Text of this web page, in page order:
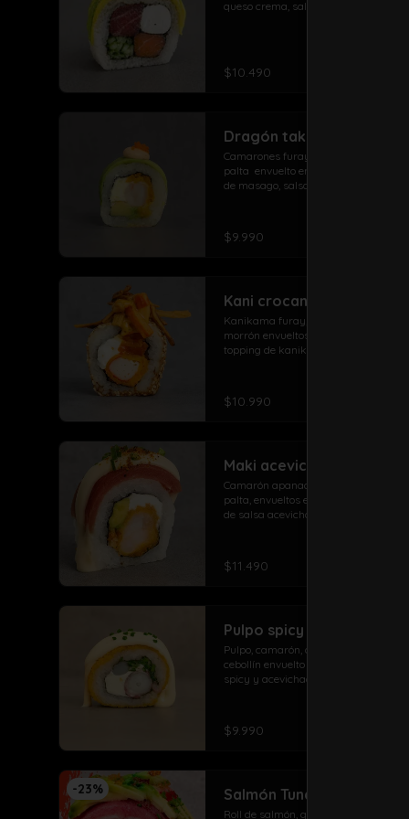
arrolladito primavera y papas con
queso crema, salmón, pepino y atun
$10.490
Dragón take roll
Camarones furay, queso crema,
palta  envuelto en palta con topping
de masago, salsa spicy y sésamo
$9.990
Kani crocante especial
Kanikama furay, Queso crema,
morrón envueltos en sésamo,
topping de kanikama crocante con
$10.990
Maki acevichado roll
Camarón apanado, queso crema,
palta, envueltos en atún con topping
de salsa acevichada ciboulette y
$11.490
Pulpo spicy roll
Pulpo, camarón, queso crema,
cebollín envuelto en panko con salsa
spicy y acevichada
$9.990
-23% Salmón Tuna Roll
Roll de salmón, queso, palta envuelto